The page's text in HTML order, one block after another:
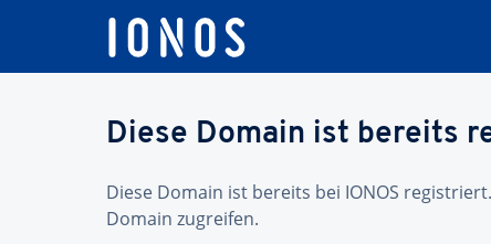
Diese Domain ist bereits
Diese Domain ist bereits bei IONOS
Domain zugreifen.